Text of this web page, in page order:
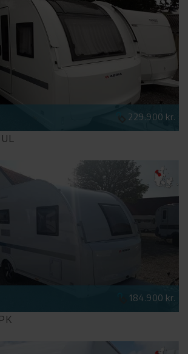
229.900 kr.
184.900 kr.